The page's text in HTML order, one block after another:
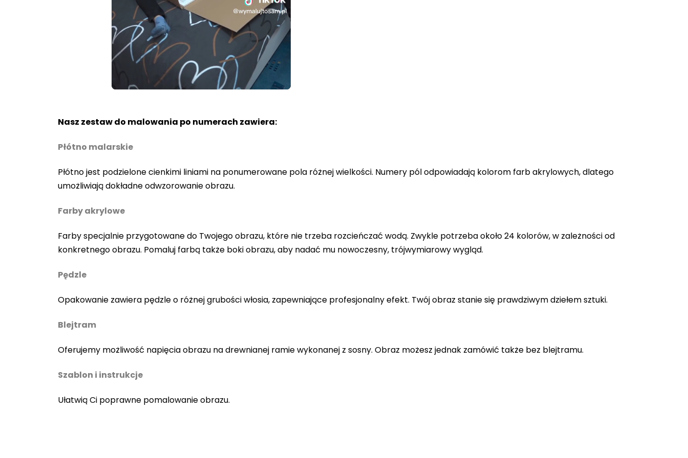
Unmute Loaded
80.40%
Nasz zestaw do malowania po numerach zawiera:
Płótno malarskie
Płótno jest podzielone cienkimi liniami na ponumerowane pola różnej wielkości. Numery pól odpowiadają kolorom farb akrylowych, dlatego
umożliwiają dokładne odwzorowanie obrazu.
Farby akrylowe
Farby specjalnie przygotowane do Twojego obrazu, które nie trzeba rozcieńczać wodą. Zwykle potrzeba około 24 kolorów, w zależności od
konkretnego obrazu. Pomaluj farbą także boki obrazu, aby nadać mu nowoczesny, trójwymiarowy wygląd.
Pędzle
Opakowanie zawiera pędzle o różnej grubości włosia, zapewniające profesjonalny efekt. Twój obraz stanie się prawdziwym dziełem sztuki.
Blejtram
Oferujemy możliwość napięcia obrazu na drewnianej ramie wykonanej z sosny. Obraz możesz jednak zamówić także bez blejtramu.
Szablon i instrukcje
Ułatwią Ci poprawne pomalowanie obrazu.